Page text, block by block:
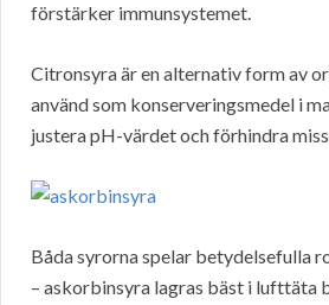
förstärker immunsystemet.
Citronsyra är en alternativ form av
använd som konserveringsmedel i
justera pH-värdet och förhindra
Båda syrorna spelar betydelsefulla
– askorbinsyra lagras bäst i lufttäta